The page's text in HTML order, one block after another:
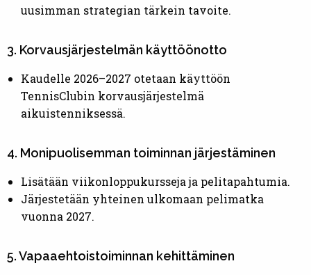
uusimman strategian tärkein tavoite.
3. Korvausjärjestelmän käyttöönotto
Kaudelle 2026–2027 otetaan käyttöön
TennisClubin korvausjärjestelmä
aikuistenniksessä.
4. Monipuolisemman toiminnan järjestäminen
Lisätään viikonloppukursseja ja pelitapahtumia.
Järjestetään yhteinen ulkomaan pelimatka
vuonna 2027.
5. Vapaaehtoistoiminnan kehittäminen